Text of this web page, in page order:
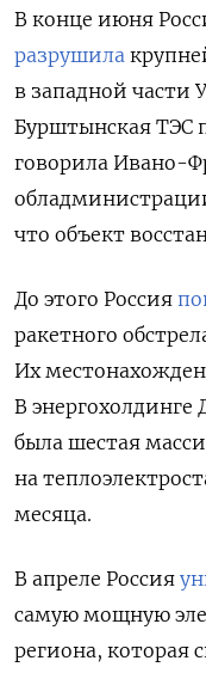
В конце июня
разрушила
в западной части
Бурштынская ТЭС
говорила Ивано-
что объект
До этого Россия
ракетного
Их
В энергохолдинге
была шестая
на
месяца.
В апреле Россия
самую мощную
региона, которая